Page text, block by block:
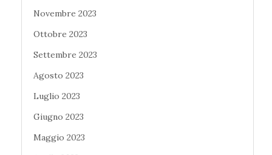
Novembre 2023
Ottobre 2023
Settembre 2023
Agosto 2023
Luglio 2023
Giugno 2023
Maggio 2023